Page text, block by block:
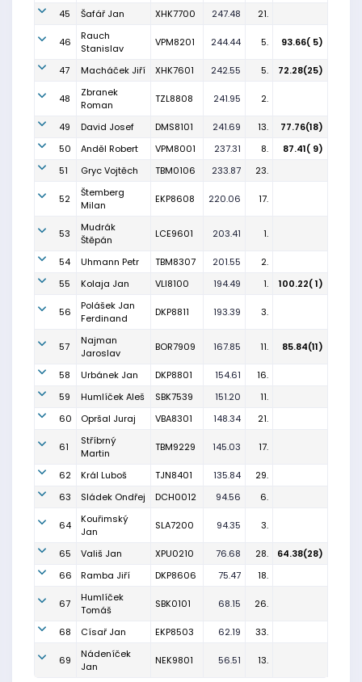
45
Šafář Jan XHK7700 247.48 21.
46
Rauch
Stanislav
VPM8201 244.44 5. 93.66( 5)
47 Macháček Jiří XHK7601 242.55 5. 72.28(25)
48
Zbranek
Roman
TZL8808 241.95 2.
49 David Josef DMS8101 241.69 13.
77.76(18)
50
Anděl Robert VPM8001 237.31 8.
87.41( 9)
51
Gryc Vojtěch TBM0106 233.87 23.
52
Štemberg
Milan
EKP8608 220.06 17.
53
Mudrák
Štěpán
LCE9601 203.41 1.
54 Uhmann Petr TBM8307 201.55
2.
55
Kolaja Jan VLI8100 194.49 1. 100.22( 1)
56
Polášek Jan
Ferdinand
DKP8811 193.39 3.
57
Najman
Jaroslav
BOR7909 167.85 11. 85.84(11)
58 Urbánek Jan DKP8801 154.61
16.
59
Humlíček Aleš SBK7539 151.20
11.
60
Opršal Juraj VBA8301 148.34 21.
61
Stříbrný
Martin
TBM9229 145.03 17.
62 Král Luboš TJN8401 135.84
29.
63
Sládek Ondřej DCH0012 94.56 6.
64
Kouřimský
Jan
SLA7200 94.35 3.
65 Vališ Jan XPU0210 76.68 28.
64.38(28)
66
Ramba Jiří DKP8606 75.47 18.
67
Humlíček
Tomáš
SBK0101 68.15 26.
68 Císař Jan EKP8503 62.19 33.
69
Nádeníček
Jan
NEK9801 56.51 13.